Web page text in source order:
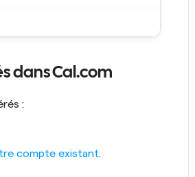
dans Cal.com
:
compte existant.